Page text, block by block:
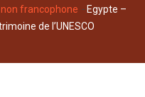
francophone - Egypte –
de l’UNESCO